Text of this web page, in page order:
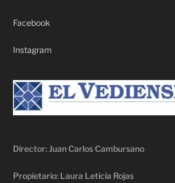
Facebook
Instagram
Director: Juan Carlos Cambursano
Propietario: Laura Leticia Rojas